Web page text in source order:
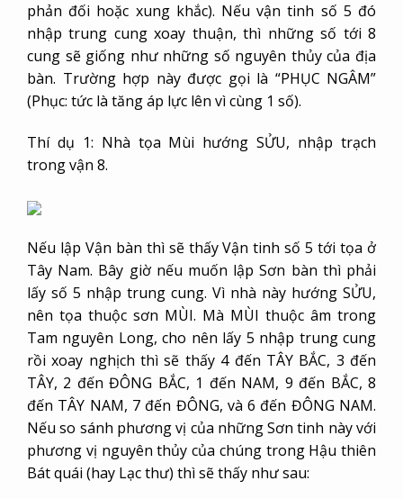
phản đối hoặc xung khắc). Nếu vận tinh số 5 đó
nhập trung cung xoay thuận, thì những số tới 8
cung sẽ giống như những số nguyên thủy của địa
bàn. Trường hợp này được gọi là “PHỤC NGÂM”
(Phục: tức là tăng áp lực lên vì cùng 1 số).
Thí dụ 1: Nhà tọa Mùi hướng SỬU, nhập trạch
trong vận 8.
Nếu lập Vận bàn thì sẽ thấy Vận tinh số 5 tới tọa ở
Tây Nam. Bây giờ nếu muốn lập Sơn bàn thì phải
lấy số 5 nhập trung cung. Vì nhà này hướng SỬU,
nên tọa thuộc sơn MÙI. Mà MÙI thuộc âm trong
Tam nguyên Long, cho nên lấy 5 nhập trung cung
rồi xoay nghịch thì sẽ thấy 4 đến TÂY BẮC, 3 đến
TÂY, 2 đến ĐÔNG BẮC, 1 đến NAM, 9 đến BẮC, 8
đến TÂY NAM, 7 đến ĐÔNG, và 6 đến ĐÔNG NAM.
Nếu so sánh phương vị của những Sơn tinh này với
phương vị nguyên thủy của chúng trong Hậu thiên
Bát quái (hay Lạc thư) thì sẽ thấy như sau: